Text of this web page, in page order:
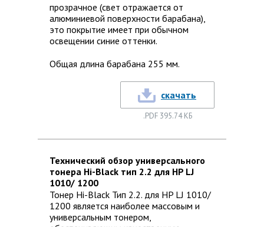
прозрачное (свет отражается от
алюминиевой поверхности барабана),
это покрытие имеет при обычном
освещении синие оттенки.
Общая длина барабана 255 мм.
скачать
.PDF 395.74 КБ
Технический обзор универсального
тонера Hi-Black тип 2.2 для HP LJ
1010/ 1200
Тонер Hi-Black Тип 2.2. для HP LJ 1010/
1200 является наиболее массовым и
универсальным тонером,